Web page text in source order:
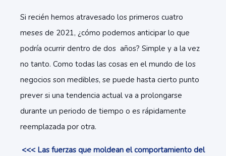
Si recién hemos atravesado los primeros cuatro
meses de 2021, ¿cómo podemos anticipar lo que
podría ocurrir dentro de dos años? Simple y a la vez
no tanto. Como todas las cosas en el mundo de los
negocios son medibles, se puede hasta cierto punto
prever si una tendencia actual va a prolongarse
durante un periodo de tiempo o es rápidamente
reemplazada por otra.
<<< Las fuerzas que moldean el comportamiento del